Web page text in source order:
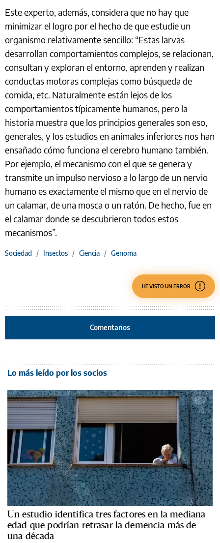
Este experto, además, considera que no hay que
minimizar el logro por el hecho de que estudie un
organismo relativamente sencillo: “Estas larvas
desarrollan comportamientos complejos, se relacionan,
consultan y exploran el entorno, aprenden y realizan
conductas motoras complejas como búsqueda de
comida, etc. Naturalmente están lejos de los
comportamientos típicamente humanos, pero la
historia muestra que los principios generales son eso,
generales, y los estudios en animales inferiores nos han
ensañado cómo funciona el cerebro humano también.
Por ejemplo, el mecanismo con el que se genera y
transmite un impulso nervioso a lo largo de un nervio
humano es exactamente el mismo que en el nervio de
un calamar, de una mosca o un ratón. De hecho, fue en
el calamar donde se descubrieron todos estos
mecanismos”.
Sociedad / Insectos / Ciencia / Genoma
HE VISTO UN ERROR
Comentarios
Lo más leído por los socios
Un estudio identifica tres factores en la mediana
edad que podrían retrasar la demencia más de
una década